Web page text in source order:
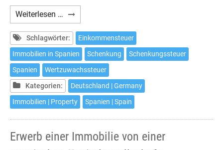
Weiterlesen … Schenkung
einer
Immobilie
in
Spanien
und
deren
steuerliche
Auswirkungen
Schlagwörter:
Einkommensteuer
Immobilien in Spanien
Schenkung
Schenkungssteuer
Spanien
Wertzuwachssteuer
Kategorien:
Deutschland | Germany
Immobilien | Property
Spanien | Spain
Erwerb einer Immobilie von einer